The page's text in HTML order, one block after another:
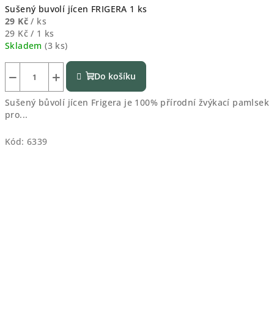
Sušený buvolí jícen FRIGERA 1 ks
29 Kč/ ks
Měrná
cena:
29 Kč / 1 ks
Skladem(3 ks)
+
− Do košíku
Sušený bůvolí jícen Frigera je 100% přírodní žvýkací pamlsek
pro...
Kód: 6339